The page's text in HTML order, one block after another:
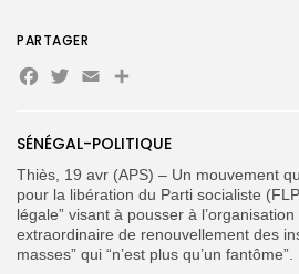
FR
SÉNÉGAL-POLITIQUE
Thiès, 19 avr (APS) – Un mouvement
pour la libération du Parti socialiste
légale” visant à pousser à l’organisation
extraordinaire de renouvellement des
masses” qui “n’est plus qu’un fantôme”.
PARTAGER
Facebook
Twitter
EmailPartager